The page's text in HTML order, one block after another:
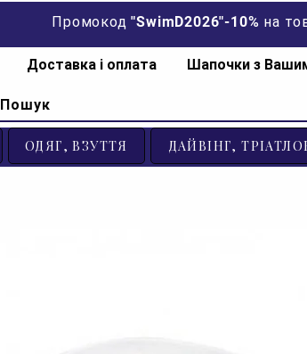
Промокод "SwimD2026"-10% на
Доставка і оплата Шапочки з
Пошук
ОДЯГ, ВЗУТТЯ ДАЙВІНГ,